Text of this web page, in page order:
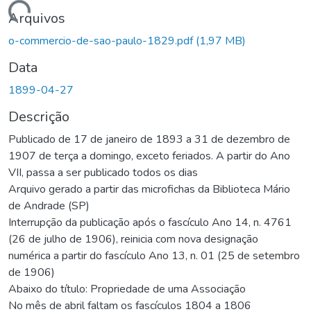
Arquivos
o-commercio-de-sao-paulo-1829.pdf(1,97 MB)
Data
1899-04-27
Descrição
Publicado de 17 de janeiro de 1893 a 31 de dezembro de
1907 de terça a domingo, exceto feriados. A partir do Ano
VII, passa a ser publicado todos os dias
Arquivo gerado a partir das microfichas da Biblioteca Mário
de Andrade (SP)
Interrupção da publicação após o fascículo Ano 14, n. 4761
(26 de julho de 1906), reinicia com nova designação
numérica a partir do fascículo Ano 13, n. 01 (25 de setembro
de 1906)
Abaixo do título: Propriedade de uma Associação
No mês de abril faltam os fascículos 1804 a 1806